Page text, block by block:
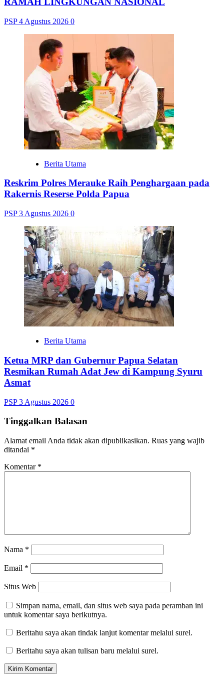
PSP4 Agustus 2026 0
Berita Utama
Reskrim Polres Merauke Raih Penghargaan pada
Rakernis Reserse Polda Papua
PSP3 Agustus 2026 0
Berita Utama
Ketua MRP dan Gubernur Papua Selatan
Resmikan Rumah Adat Jew di Kampung Syuru
Asmat
PSP3 Agustus 2026 0
Tinggalkan Balasan
Alamat email Anda tidak akan dipublikasikan. Ruas yang wajib
ditandai *
Komentar *
Nama *
Email *
Situs Web
Simpan nama, email, dan situs web saya pada peramban ini
untuk komentar saya berikutnya.
Beritahu saya akan tindak lanjut komentar melalui surel.
Beritahu saya akan tulisan baru melalui surel.